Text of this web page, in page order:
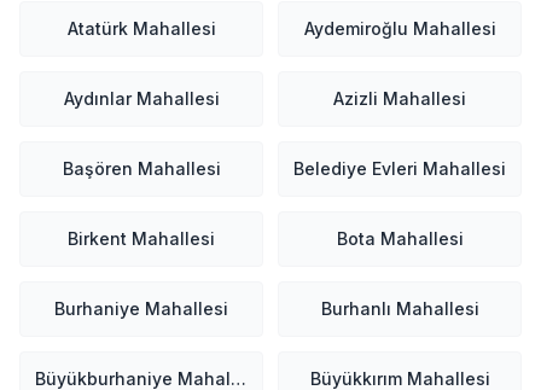
Atatürk Mahallesi Aydemiroğlu Mahallesi
Aydınlar Mahallesi Azizli Mahallesi
Başören Mahallesi Belediye Evleri Mahallesi
Birkent Mahallesi Bota Mahallesi
Burhaniye Mahallesi Burhanlı Mahallesi
Büyükburhaniye Mahallesi Büyükkırım Mahallesi